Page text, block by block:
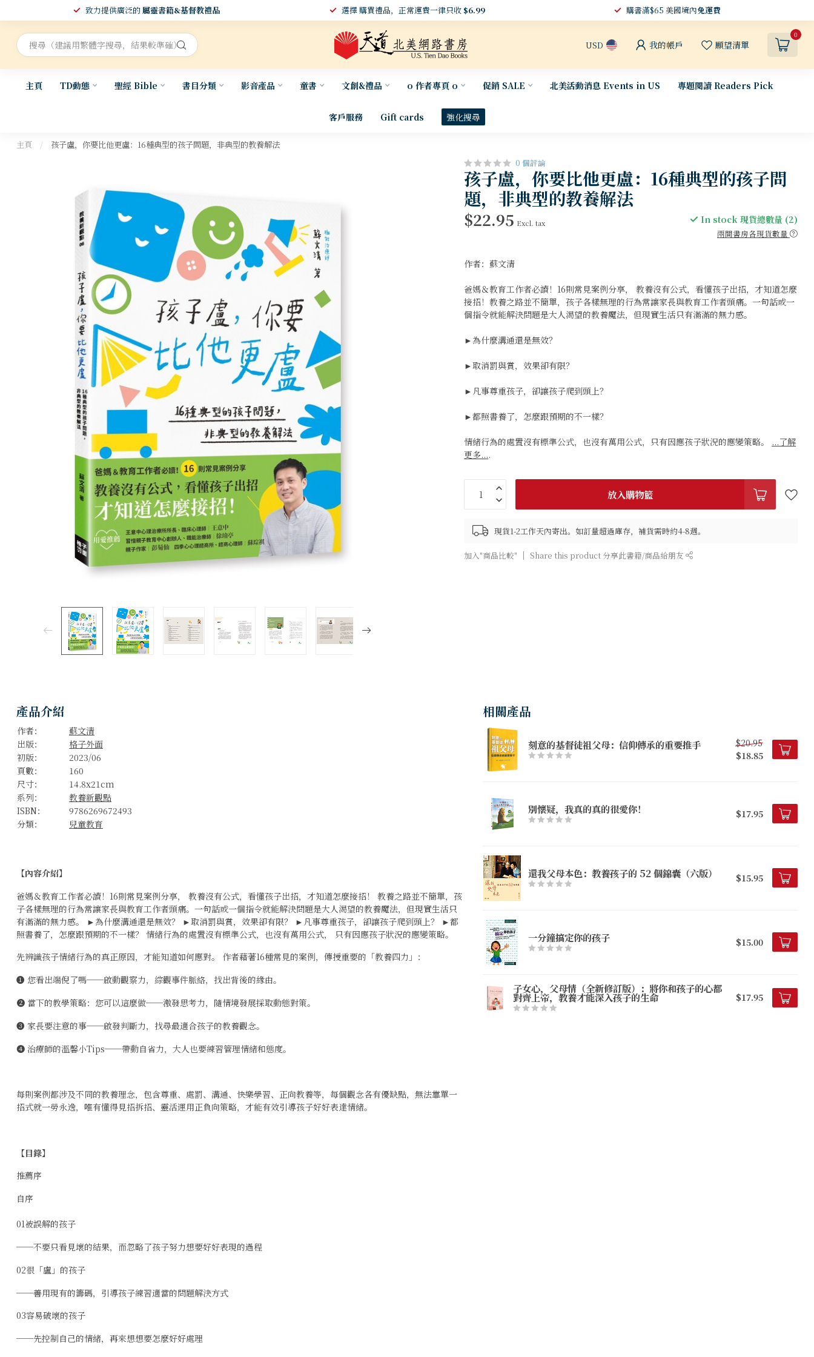
致力提供廣泛的屬靈書籍&基督教禮品 選擇 購買禮品，正常運費一律只收 $6.99 購書滿$65 美國境內免運費
USD 我的帳戶 願望清單
0
主頁 TD動態 聖經 Bible 書目分類 影音產品 童書 文創&禮品 o 作者專頁 o 促銷 SALE 北美活動消息 Events in US 專題閱讀 Readers Pick
客戶服務 Gift cards 強化搜尋
主頁 /
孩子盧，你要比他更盧：16種典型的孩子問題，非典型的教養解法
0 個評論
孩子盧，你要比他更盧：16種典型的孩子問
題，非典型的教養解法
$22.95 Excl. tax In stock 現貨總數量 (2)
兩間書房各現貨數量
作者：蘇文清
爸媽＆教育工作者必讀！16則常見案例分享， 教養沒有公式，看懂孩子出招，才知道怎麼
接招！教養之路並不簡單，孩子各樣無理的行為常讓家長與教育工作者頭痛。一句話或一
個指令就能解決問題是大人渴望的教養魔法，但現實生活只有滿滿的無力感。
►為什麼溝通還是無效？
►取消罰與賞，效果卻有限？
►凡事尊重孩子，卻讓孩子爬到頭上？
►都照書養了，怎麼跟預期的不一樣？
情緒行為的處置沒有標準公式，也沒有萬用公式，只有因應孩子狀況的應變策略。 ...了解
更多....
放入購物籃
現貨1-2工作天內寄出。如訂量超過庫存，補貨需時約4-8週。
加入"商品比較" Share this product 分享此書籍/商品給朋友
產品介紹
作者：
蘇文清
出版：
格子外面
初版：
2023/06
頁數：
160
尺寸：
14.8x21cm
系列：
教養新觀點
ISBN：
9786269672493
分類：
兒童教育
【內容介紹】
爸媽＆教育工作者必讀！16則常見案例分享， 教養沒有公式，看懂孩子出招，才知道怎麼接招！ 教養之路並不簡單，孩
子各樣無理的行為常讓家長與教育工作者頭痛。一句話或一個指令就能解決問題是大人渴望的教養魔法，但現實生活只
有滿滿的無力感。 ►為什麼溝通還是無效？ ►取消罰與賞，效果卻有限？ ►凡事尊重孩子，卻讓孩子爬到頭上？ ►都
照書養了，怎麼跟預期的不一樣？ 情緒行為的處置沒有標準公式，也沒有萬用公式， 只有因應孩子狀況的應變策略。
先辨識孩子情緒行為的真正原因，才能知道如何應對。 作者藉著16種常見的案例，傳授重要的「教養四力」：
❶ 您看出端倪了嗎──啟動觀察力，綜觀事件脈絡，找出背後的緣由。
❷ 當下的教學策略：您可以這麼做──激發思考力，隨情境發展採取動態對策。
❸ 家長要注意的事──啟發判斷力，找尋最適合孩子的教養觀念。
❹ 治療師的溫馨小Tips──帶動自省力，大人也要練習管理情緒和態度。
每則案例都涉及不同的教養理念，包含尊重、處罰、溝通、快樂學習、正向教養等，每個觀念各有優缺點，無法靠單一
招式就一勞永逸，唯有懂得見招拆招、靈活運用正負向策略，才能有效引導孩子好好表達情緒。
【目錄】
推薦序
自序
01被誤解的孩子
──不要只看見壞的結果，而忽略了孩子努力想要好好表現的過程
02很「盧」的孩子
──善用現有的籌碼，引導孩子練習適當的問題解決方式
03容易破壞的孩子
──先控制自己的情緒，再來想想要怎麼好好處理
相關產品
刻意的基督徒祖父母：信仰傳承的重要推手
$20.95
$18.85
別懷疑，我真的真的很愛你！ $17.95
還我父母本色：教養孩子的 52 個錦囊（六版） $15.95
一分鐘搞定你的孩子 $15.00
子女心，父母情（全新修訂版）：將你和孩子的心都
對齊上帝，教養才能深入孩子的生命 $17.95